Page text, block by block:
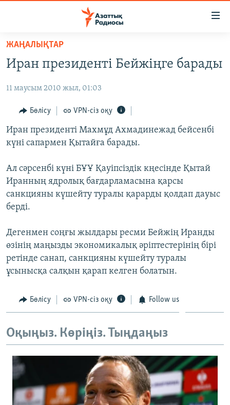
Skip
main
Skip
Navigation
Skip
Search
САЯСАТ
AZATTYQTV
ҚАҢТАР ОҚИҒАСЫ
АДАМ ҚҰҚЫҚТАРЫ
ӘЛЕУМЕТ
ӘЛЕМ
АРНАЙЫ ЖОБАЛАР
Русский
ЖАЗЫЛЫҢЫЗ
ЖАҢАЛЫҚТАР
Иран президенті Бейжіңге барады
11 маусым 2010 жыл, 01:03
Бөлісу VPN-сіз оқу
Иран президенті Махмұд Ахмадинежад бейсенбі
күні сапармен Қытайға барады.
Ал сәрсенбі күні БҰҰ Қауіпсіздік кңесінде Қытай
Иранның ядролық бағдарламасына қарсы
санкцияны күшейту туралы қарарды қолдап дауыс
берді.
Дегенмен соңғы жылдары ресми Бейжің Иранды
өзінің маңызды экономикалық әріптестерінің бірі
ретінде санап, санкцияны күшейту туралы
ұсынысқа салқын қарап келген болатын.
Бөлісу VPN-сіз оқу Follow us
Оқыңыз. Көріңіз. Тыңдаңыз